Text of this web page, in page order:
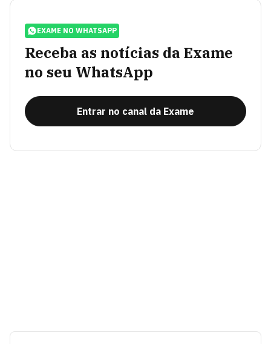
EXAME NO WHATSAPP
Receba as notícias da Exame
no seu WhatsApp
Entrar no canal da Exame